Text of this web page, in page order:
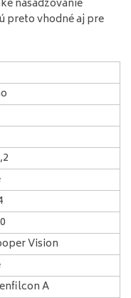
nasadzovanie
pretovhodné aj pre
Vision
A